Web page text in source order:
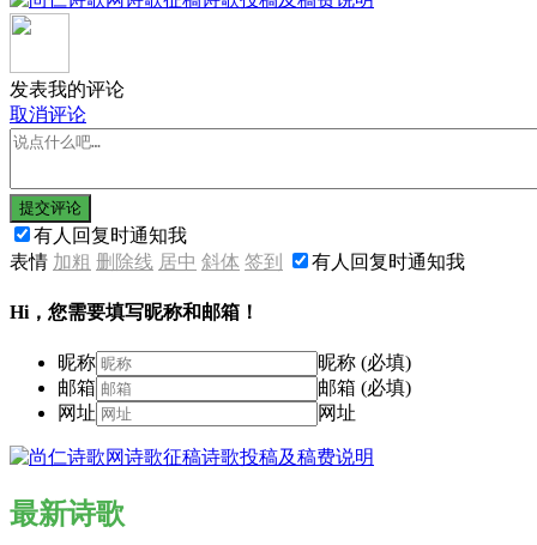
发表我的评论
取消评论
提交评论
有人回复时通知我
表情 加粗 删除线 居中 斜体 签到 有人回复时通知我
Hi，您需要填写昵称和邮箱！
昵称
昵称 (必填)
邮箱
邮箱 (必填)
网址
网址
最新诗歌